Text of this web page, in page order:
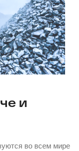
и
во всем мире